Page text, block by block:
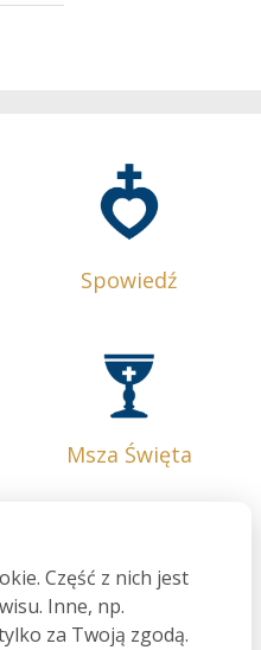
Spowiedź
Msza Święta
Małżeństwo
Część z nich jest
Inne, np.
za Twoją zgodą.